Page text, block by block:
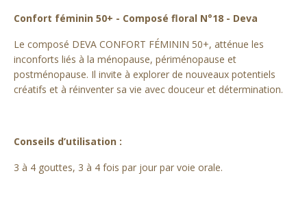
Confort féminin 50+ - Composé floral N°18 - Deva
Le composé DEVA CONFORT FÉMININ 50+, atténue les
inconforts liés à la ménopause, périménopause et
postménopause. Il invite à explorer de nouveaux potentiels
créatifs et à réinventer sa vie avec douceur et détermination.
Conseils d’utilisation :
3 à 4 gouttes, 3 à 4 fois par jour par voie orale.